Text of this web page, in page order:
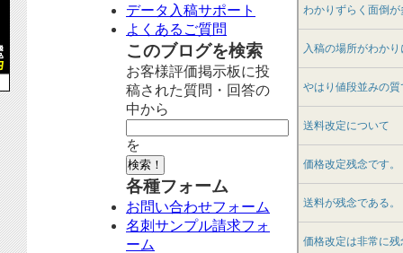
わかりずらく面倒が
入稿の場所がわか
やはり値段並みの
送料改定について
価格改定残念です。
送料が残念である。
価格改定は非常に残
データ入稿サポート
よくあるご質問
このブログを検索
お客様評価掲示板に投
稿された質問・回答の
中から
を
各種フォーム
お問い合わせフォーム
名刺サンプル請求フォ
ーム